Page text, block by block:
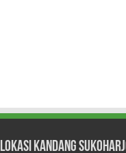
Lokasi Kandang